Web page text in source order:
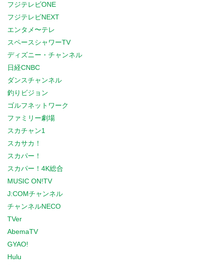
フジテレビONE
フジテレビNEXT
エンタメ〜テレ
スペースシャワーTV
ディズニー・チャンネル
日経CNBC
ダンスチャンネル
釣りビジョン
ゴルフネットワーク
ファミリー劇場
スカチャン1
スカサカ！
スカパー！
スカパー！4K総合
MUSIC ON!TV
J:COMチャンネル
チャンネルNECO
TVer
AbemaTV
GYAO!
Hulu